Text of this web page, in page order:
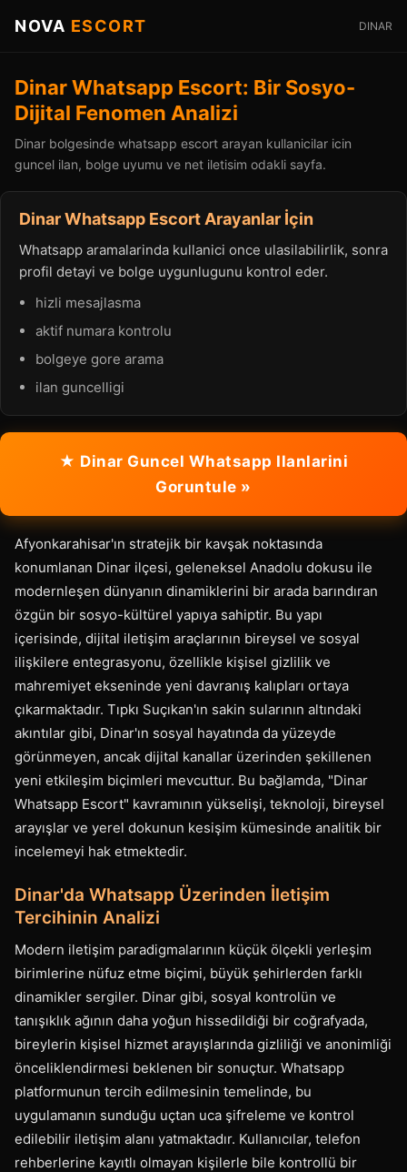
NOVA ESCORT DINAR
Dinar Whatsapp Escort: Bir Sosyo-
Dijital Fenomen Analizi
Dinar bolgesinde whatsapp escort arayan kullanicilar icin
guncel ilan, bolge uyumu ve net iletisim odakli sayfa.
Dinar Whatsapp Escort Arayanlar İçin
Whatsapp aramalarinda kullanici once ulasilabilirlik, sonra
profil detayi ve bolge uygunlugunu kontrol eder.
hizli mesajlasma
aktif numara kontrolu
bolgeye gore arama
ilan guncelligi
★ Dinar Guncel Whatsapp Ilanlarini
Goruntule »
Afyonkarahisar'ın stratejik bir kavşak noktasında
konumlanan Dinar ilçesi, geleneksel Anadolu dokusu ile
modernleşen dünyanın dinamiklerini bir arada barındıran
özgün bir sosyo-kültürel yapıya sahiptir. Bu yapı
içerisinde, dijital iletişim araçlarının bireysel ve sosyal
ilişkilere entegrasyonu, özellikle kişisel gizlilik ve
mahremiyet ekseninde yeni davranış kalıpları ortaya
çıkarmaktadır. Tıpkı Suçıkan'ın sakin sularının altındaki
akıntılar gibi, Dinar'ın sosyal hayatında da yüzeyde
görünmeyen, ancak dijital kanallar üzerinden şekillenen
yeni etkileşim biçimleri mevcuttur. Bu bağlamda, "Dinar
Whatsapp Escort" kavramının yükselişi, teknoloji, bireysel
arayışlar ve yerel dokunun kesişim kümesinde analitik bir
incelemeyi hak etmektedir.
Dinar'da Whatsapp Üzerinden İletişim
Tercihinin Analizi
Modern iletişim paradigmalarının küçük ölçekli yerleşim
birimlerine nüfuz etme biçimi, büyük şehirlerden farklı
dinamikler sergiler. Dinar gibi, sosyal kontrolün ve
tanışıklık ağının daha yoğun hissedildiği bir coğrafyada,
bireylerin kişisel hizmet arayışlarında gizliliği ve anonimliği
önceliklendirmesi beklenen bir sonuçtur. Whatsapp
platformunun tercih edilmesinin temelinde, bu
uygulamanın sunduğu uçtan uca şifreleme ve kontrol
edilebilir iletişim alanı yatmaktadır. Kullanıcılar, telefon
rehberlerine kayıtlı olmayan kişilerle bile kontrollü bir